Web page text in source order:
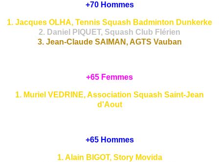
+70 Hommes
1. Jacques OLHA, Tennis Squash Badminton Dunkerke
2. Daniel PIQUET, Squash Club Flérien
3. Jean-Claude SAIMAN, AGTS Vauban
+65 Femmes
1. Muriel VEDRINE, Association Squash Saint-Jean
d'Aout
+65 Hommes
1. Alain BIGOT, Story Movida